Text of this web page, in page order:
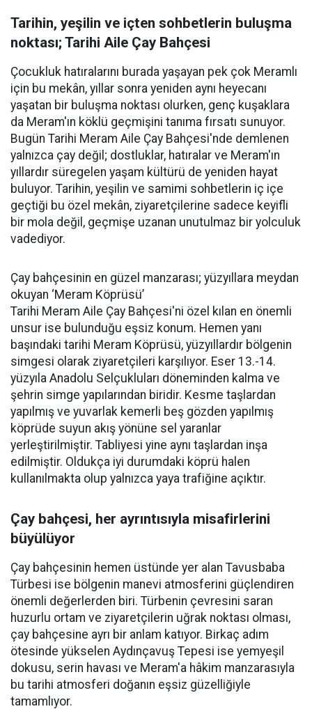
Tarihin, yeşilin ve içten sohbetlerin buluşma
noktası; Tarihi Aile Çay Bahçesi
Çocukluk hatıralarını burada yaşayan pek çok Meramlı
için bu mekân, yıllar sonra yeniden aynı heyecanı
yaşatan bir buluşma noktası olurken, genç kuşaklara
da Meram'ın köklü geçmişini tanıma fırsatı sunuyor.
Bugün Tarihi Meram Aile Çay Bahçesi'nde demlenen
yalnızca çay değil; dostluklar, hatıralar ve Meram'ın
yıllardır süregelen yaşam kültürü de yeniden hayat
buluyor. Tarihin, yeşilin ve samimi sohbetlerin iç içe
geçtiği bu özel mekân, ziyaretçilerine sadece keyifli
bir mola değil, geçmişe uzanan unutulmaz bir yolculuk
vadediyor.
Çay bahçesinin en güzel manzarası; yüzyıllara meydan
okuyan ‘Meram Köprüsü’
Tarihi Meram Aile Çay Bahçesi'ni özel kılan en önemli
unsur ise bulunduğu eşsiz konum. Hemen yanı
başındaki tarihi Meram Köprüsü, yüzyıllardır bölgenin
simgesi olarak ziyaretçileri karşılıyor. Eser 13.-14.
yüzyıla Anadolu Selçukluları döneminden kalma ve
şehrin simge yapılarından biridir. Kesme taşlardan
yapılmış ve yuvarlak kemerli beş gözden yapılmış
köprüde suyun akış yönüne sel yaranlar
yerleştirilmiştir. Tabliyesi yine aynı taşlardan inşa
edilmiştir. Oldukça iyi durumdaki köprü halen
kullanılmakta olup yalnızca yaya trafiğine açıktır.
Çay bahçesi, her ayrıntısıyla misafirlerini
büyülüyor
Çay bahçesinin hemen üstünde yer alan Tavusbaba
Türbesi ise bölgenin manevi atmosferini güçlendiren
önemli değerlerden biri. Türbenin çevresini saran
huzurlu ortam ve ziyaretçilerin uğrak noktası olması,
çay bahçesine ayrı bir anlam katıyor. Birkaç adım
ötesinde yükselen Aydınçavuş Tepesi ise yemyeşil
dokusu, serin havası ve Meram'a hâkim manzarasıyla
bu tarihi atmosferi doğanın eşsiz güzelliğiyle
tamamlıyor.